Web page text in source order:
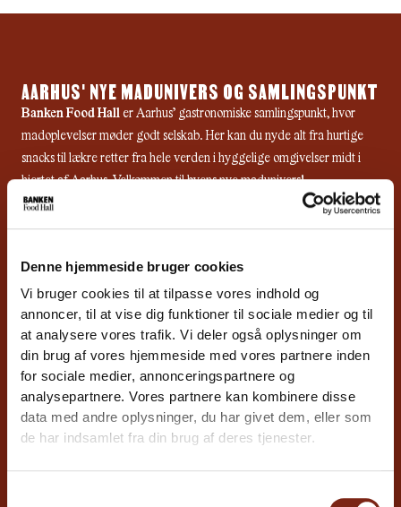
Denne hjemmeside bruger cookies
Vi bruger cookies til at tilpasse vores indhold og
annoncer, til at vise dig funktioner til sociale medier og til
at analysere vores trafik. Vi deler også oplysninger om
din brug af vores hjemmeside med vores partnere inden
for sociale medier, annonceringspartnere og
analysepartnere. Vores partnere kan kombinere disse
data med andre oplysninger, du har givet dem, eller som
de har indsamlet fra din brug af deres tjenester.
AARHUS' NYE MADUNIVERS OG SAMLINGSPUNKT
Banken Food Hall er Aarhus’ gastronomiske samlingspunkt, hvor
madoplevelser møder godt selskab. Her kan du nyde alt fra hurtige
snacks til lækre retter fra hele verden i hyggelige omgivelser midt i
hjertet af Aarhus. Velkommen til byens nye madunivers!
SOCIALE MEDIER
a
e
b
o
o
n
t
a
g
r
m
o
t
u
b
e
LOKATION
INDGANG VED CLEMENS BRO:Kannikegade 4, 8000
Aarhus
INDGANG VED BISPETORVET:
Kannikegade 6, 8000
Aarhus C
ÅBNINGSTIDER
KØKKENERNE
Man - tor:
11:00 - 21:00